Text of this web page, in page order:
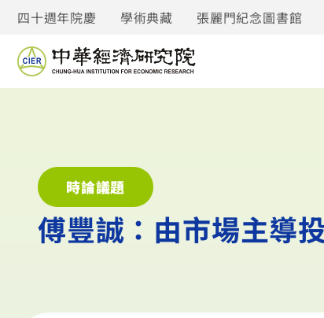
四十週年院慶 學術典藏 張麗門紀念圖書館
時論議題
傅豐誠：由市場主導